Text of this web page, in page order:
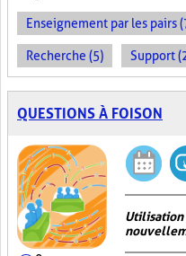
Enseignement par les pairs
Recherche (5) Support
QUESTIONS À FOISON